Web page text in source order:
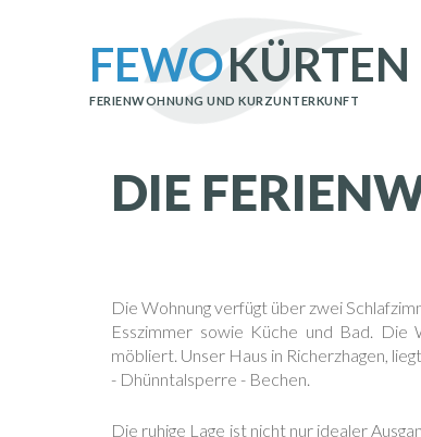
FEWOKÜRTEN
FERIENWOHNUNG UND KURZUNTERKUNFT
DIE
Die Wohnung verfügt über zwei
Esszimmer sowie Küche und Bad.
möbliert. Unser Haus in Richerzhagen,
- Dhünntalsperre - Bechen.
Die ruhige Lage ist nicht nur idealer